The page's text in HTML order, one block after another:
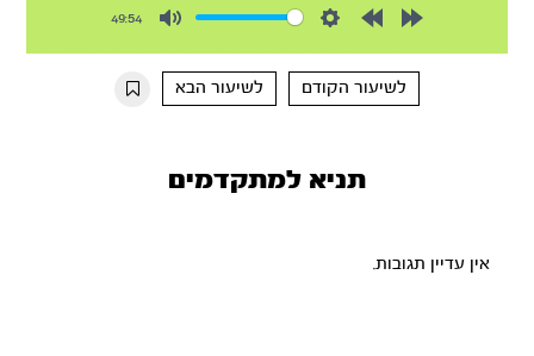
49:54
10s
10s
לשיעור הקודם
לשיעור הבא
תניא למתקדמים
אין עדיין תגובות.